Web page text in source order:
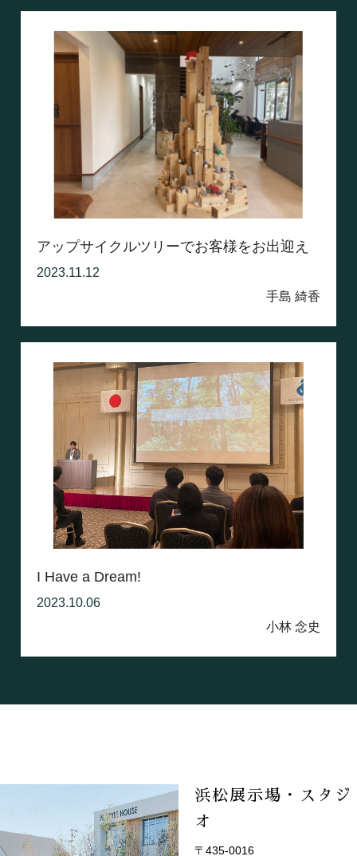
アップサイクルツリーでお客様をお出迎え
2023.11.12
手島 綺香
I Have a Dream!
2023.10.06
小林 念史
浜松展示場・スタジ
オ
〒435-0016